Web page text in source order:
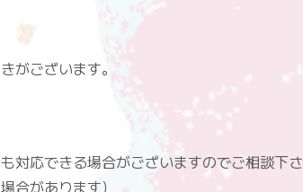
がございます。
対応できる場合がございますのでご相談下さ
合があります）